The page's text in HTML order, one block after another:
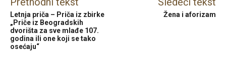
Letnja priča – Priča iz zbirke
„Priče iz Beogradskih
dvorišta za sve mlađe 107.
godina ili one koji se tako
osećaju“
Žena i aforizam